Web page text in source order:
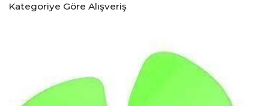
Kategoriye Göre Alışveriş